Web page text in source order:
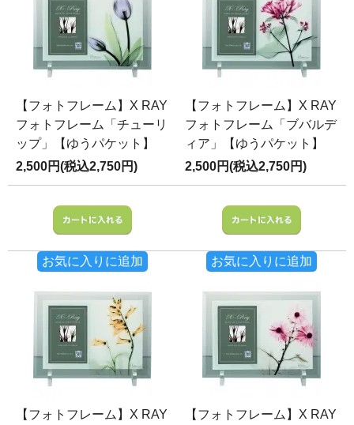
【フォトフレーム】X RAY
フォトフレーム「チューリ
ップ」【ゆうパケット】
2,500円(税込2,750円)
お気に入りに追加
【フォトフレーム】X RAY
フォトフレーム「ブバルデ
ィア」【ゆうパケット】
2,500円(税込2,750円)
お気に入りに追加
【フォトフレーム】X RAY
【フォトフレーム】X RAY